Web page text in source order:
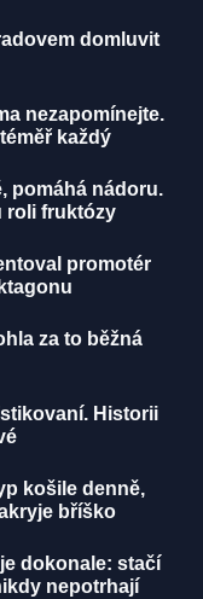
domluvit
nezapomínejte.
každý
pomáhá nádoru.
roli fruktózy
promotér
za to běžná
Historii
košile denně,
bříško
dokonale: stačí
nepotrhají